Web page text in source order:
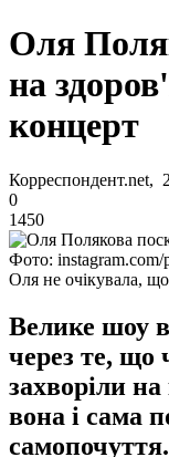
Оля
на
концерт
Корреспондент.net,
0
1450
Фото: instagram.com/
Оля не очікувала,
Велике шоу в
через те, що
захворіли
вона і сама
самопочуття.